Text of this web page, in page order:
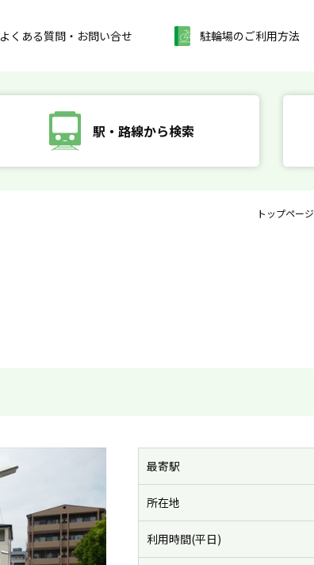
よくある質問・お問い合せ 駐輪場のご利用方法
駅・路線から検索
トップページ
最寄駅
所在地
利用時間(平日)